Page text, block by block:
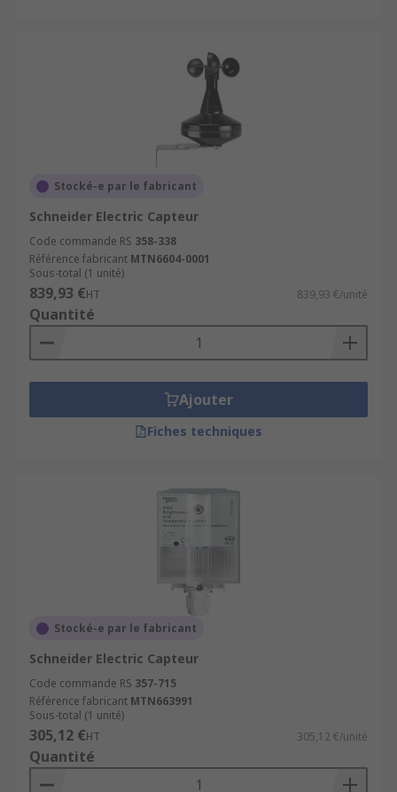
Stocké-e par le fabricant
Schneider Electric Capteur
Code commande RS 358-338
Référence fabricant MTN6604-0001
Sous-total (1 unité)
839,93 €HT 839,93 €/unité
Quantité
Ajouter
Fiches techniques
Stocké-e par le fabricant
Schneider Electric Capteur
Code commande RS 357-715
Référence fabricant MTN663991
Sous-total (1 unité)
305,12 €HT 305,12 €/unité
Quantité